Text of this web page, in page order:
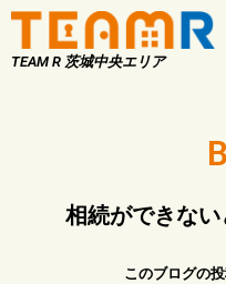
TEAM R 茨城中央エリア
相続ができな
このブログの投